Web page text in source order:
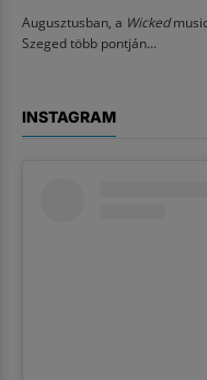
Augusztusban, a Wicked
Szeged több pontján...
INSTAGRAM